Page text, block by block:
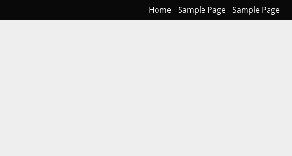
Home Sample Page Sample Page